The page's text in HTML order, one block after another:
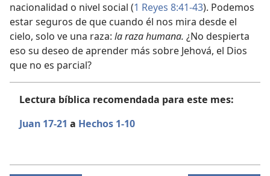
nacionalidad o nivel social (1 Reyes 8:41-43). Podemos
estar seguros de que cuando él nos mira desde el
cielo, solo ve una raza: la raza humana. ¿No despierta
eso su deseo de aprender más sobre Jehová, el Dios
que no es parcial?
Lectura bíblica recomendada para este mes:
Juan 17-21 a Hechos 1-10